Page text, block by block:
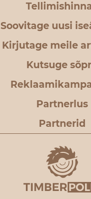
Soovitage uusi
Kirjutage meile
Kutsuge
Partnerlus
Partnerid